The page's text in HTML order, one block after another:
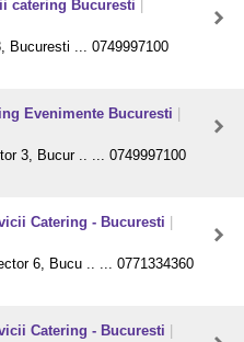
catering Bucuresti
Bucuresti ... 0749997100
Evenimente Bucuresti
3, Bucur .. ... 0749997100
Catering - Bucuresti
6, Bucu .. ... 0771334360
Catering - Bucuresti